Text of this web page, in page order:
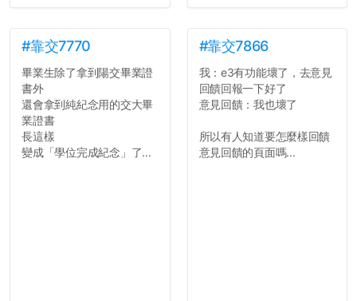
#靠交7770
畢業生除了拿到陽交畢業證
書外
還會拿到純紀念用的交大畢
業證書
長這樣
變成「學位完成紀念」了...
#靠交7866
我：e3有功能壞了，去意見
回饋回報一下好了
意見回饋：我也壞了
所以有人知道要怎麼樣回饋
意見回饋的頁面嗎...